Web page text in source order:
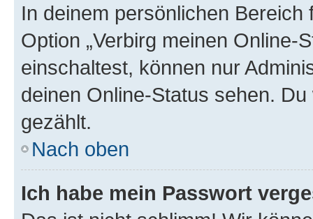
In deinem persönlichen
Option „Verbirg meinen Online-
einschaltest, können nur
deinen Online-Status sehen.
gezählt.
Nach oben
Ich habe mein Passwort